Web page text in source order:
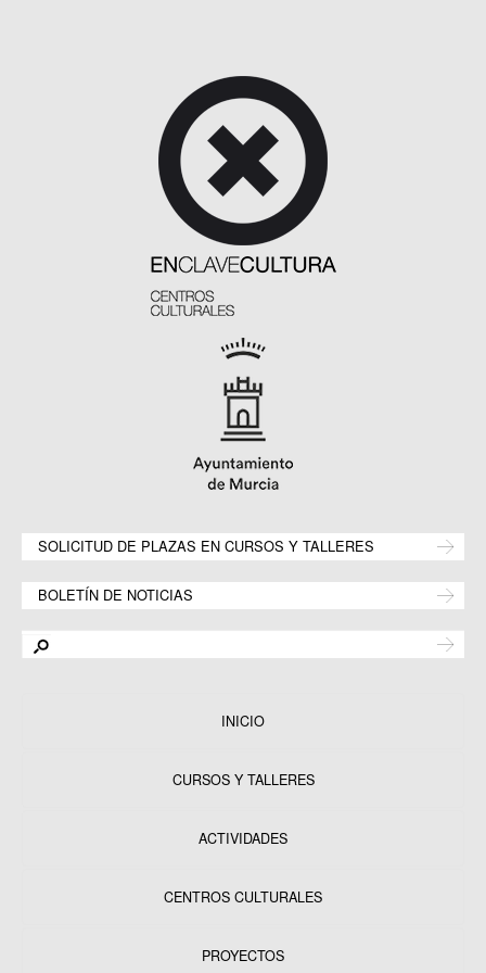
SOLICITUD DE PLAZAS EN CURSOS Y TALLERES
BOLETÍN DE NOTICIAS
INICIO
CURSOS Y TALLERES
ACTIVIDADES
CENTROS CULTURALES
PROYECTOS